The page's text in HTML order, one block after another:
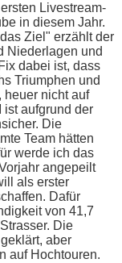
Livestream-
in diesem Jahr.
Ziel" erzählt der
Niederlagen und
dabei ist, dass
Triumphen und
heuer nicht auf
ist aufgrund der
Die
Team hätten
werde ich das
angepeilt
als erster
Dafür
von 41,7
Die
aber
auf Hochtouren.